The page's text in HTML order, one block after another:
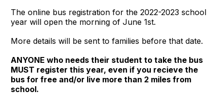
The online bus registration for the 2022-2023 school
year will open the morning of June 1st.
More details will be sent to families before that date.
ANYONE who needs their student to take the bus
MUST register this year, even if you recieve the
bus for free and/or live more than 2 miles from
school.